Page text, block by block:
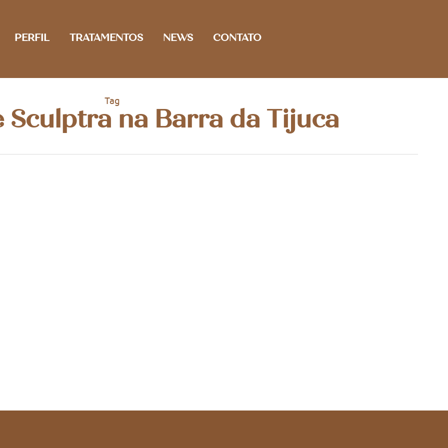
PERFIL TRATAMENTOS NEWS CONTATO
Tag
Sculptra na Barra da Tijuca